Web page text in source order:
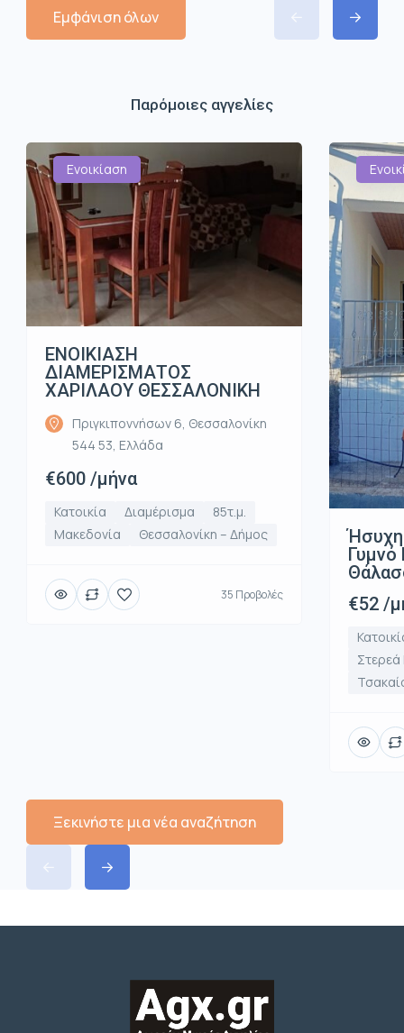
Εμφάνιση όλων
Παρόμοιες αγγελίες
Ενοικίαση
ΕΝΟΙΚΙΑΣΗ
ΔΙΑΜΕΡΙΣΜΑΤΟΣ
ΧΑΡΙΛΑΟΥ ΘΕΣΣΑΛΟΝΙΚΗ
Πριγκιποννήσων 6, Θεσσαλονίκη
544 53, Ελλάδα
€600 /μήνα
Κατοικία Διαμέρισμα
85τ.μ.
Μακεδονία
Θεσσαλονίκη – Δήμος
35 Προβολές
Γυμνό
€52 /
Ξεκινήστε μια νέα αναζήτηση